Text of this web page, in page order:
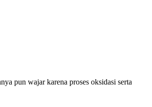
pun wajar karena proses oksidasi serta